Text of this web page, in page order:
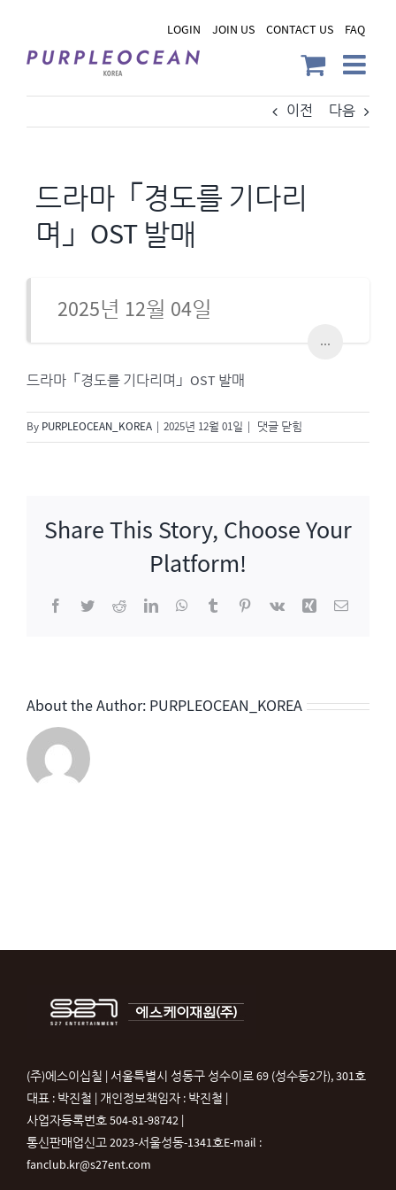
content
LOGIN JOIN US CONTACT US FAQ
이전 다음
드라마「경도를 기다리
며」OST 발매
2025년 12월 04일
...
드라마「경도를 기다리며」OST 발매
By PURPLEOCEAN_KOREA 2025년 12월 01일
드
라
를
며」
댓글 닫힘
Share This Story, Choose Your
Platform!
Facebook
TwitterRedditLinkedInWhatsApp
TumblrPinterest
Vk Xing 이
About the Author: PURPLEOCEAN_KOREA
(주)에스이십칠 | 서울특별시 성동구 성수이로 69 (성수동2가), 301호
대표 : 박진철 | 개인정보책임자 : 박진철 |
사업자등록번호 504-81-98742 |
통신판매업신고 2023-서울성동-1341호E-mail :
fanclub.kr@s27ent.com